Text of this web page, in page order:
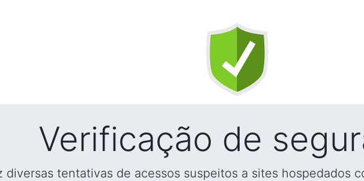
Verificação de
diversas tentativas de acessos suspeitos a sites hospedados